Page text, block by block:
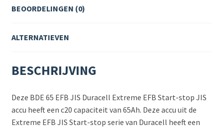
BEOORDELINGEN (0)
ALTERNATIEVEN
BESCHRIJVING
Deze BDE 65 EFB JIS Duracell Extreme EFB Start-stop JIS
accu heeft een c20 capaciteit van 65Ah. Deze accu uit de
Extreme EFB JIS Start-stop serie van Duracell heeft een